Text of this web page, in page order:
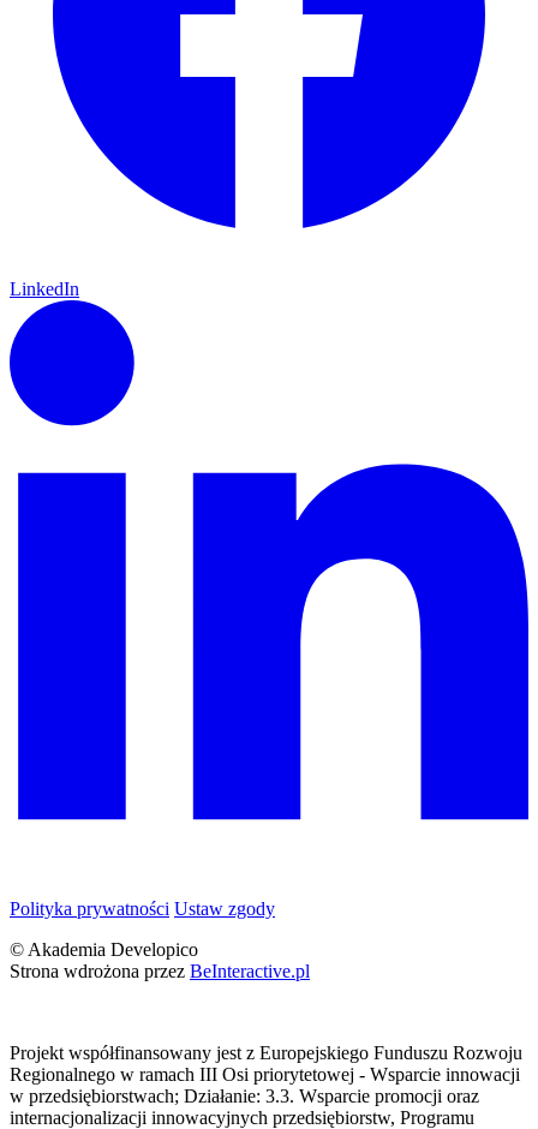
LinkedIn
Polityka prywatności Ustaw zgody
© Akademia Developico
Strona wdrożona przez BeInteractive.pl
Projekt współfinansowany jest z Europejskiego Funduszu Rozwoju
Regionalnego w ramach III Osi priorytetowej - Wsparcie innowacji
w przedsiębiorstwach; Działanie: 3.3. Wsparcie promocji oraz
internacjonalizacji innowacyjnych przedsiębiorstw, Programu